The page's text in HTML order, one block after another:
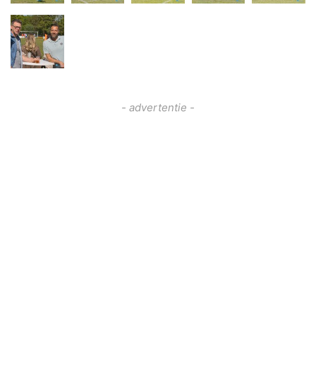
- advertentie -